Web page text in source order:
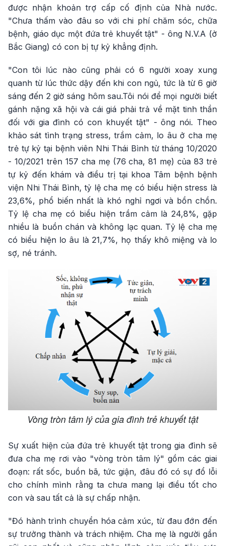
được nhận khoản trợ cấp cố định của Nhà nước.
"Chưa thấm vào đâu so với chi phí chăm sóc, chữa
bệnh, giáo dục một đứa trẻ khuyết tật" - ông N.V.A (ở
Bắc Giang) có con bị tự kỷ khẳng định.
"Con tôi lúc nào cũng phải có 6 người xoay xung
quanh từ lúc thức dậy đến khi con ngủ, tức là từ 6 giờ
sáng đến 2 giờ sáng hôm sau.Tôi nói để mọi người biết
gánh nặng xã hội và cái giá phải trả về mặt tinh thần
đối với gia đình có con khuyết tật" - ông nói. Theo
khảo sát tình trạng stress, trầm cảm, lo âu ở cha mẹ
trẻ tự kỷ tại bệnh viên Nhi Thái Bình từ tháng 10/2020
- 10/2021 trên 157 cha mẹ (76 cha, 81 mẹ) của 83 trẻ
tự kỷ đến khám và điều trị tại khoa Tâm bệnh bệnh
viện Nhi Thái Bình, tỷ lệ cha mẹ có biểu hiện stress là
23,6%, phổ biến nhất là khó nghỉ ngơi và bồn chồn.
Tỷ lệ cha mẹ có biểu hiện trầm cảm là 24,8%, gặp
nhiều là buồn chán và không lạc quan. Tỷ lệ cha mẹ
có biểu hiện lo âu là 21,7%, họ thấy khô miệng và lo
sợ, né tránh.
Vòng tròn tâm lý của gia đình trẻ khuyết tật
Sự xuất hiện của đứa trẻ khuyết tật trong gia đình sẽ
đưa cha mẹ rơi vào "vòng tròn tâm lý" gồm các giai
đoạn: rất sốc, buồn bã, tức giận, đâu đó có sự đổ lỗi
cho chính mình rằng ta chưa mang lại điều tốt cho
con và sau tất cả là sự chấp nhận.
"Đó hành trình chuyển hóa cảm xúc, từ đau đớn đến
sự trưởng thành và trách nhiệm. Cha mẹ là người gần